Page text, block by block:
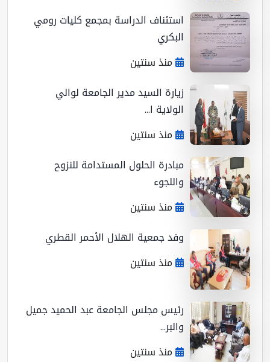
استئناف الدراسة بمجمع كليات رومي
البكري
منذ سنتين
زيارة السيد مدير الجامعة لوالي
الولاية ا...
منذ سنتين
مبادرة الحلول المستدامة للنزوح
واللجوء
منذ سنتين
وفد جمعية الهلال الأحمر القطري
منذ سنتين
رئيس مجلس الجامعة عبد الحميد جميل
والبر...
منذ سنتين